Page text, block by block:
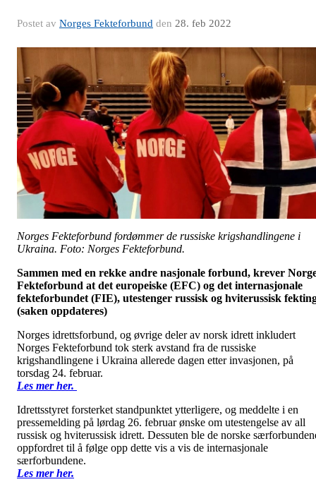
Postet av Norges Fekteforbund den 28. feb 2022
Norges Fekteforbund fordømmer de russiske krigshandlingene i
Ukraina. Foto: Norges Fekteforbund.
Sammen med en rekke andre nasjonale forbund, krever
Fekteforbund at det europeiske (EFC) og det internasjonale
fekteforbundet (FIE), utestenger russisk og hviterussisk
(saken oppdateres)
Norges idrettsforbund, og øvrige deler av norsk idrett inkludert
Norges Fekteforbund tok sterk avstand fra de russiske
krigshandlingene i Ukraina allerede dagen etter invasjonen, på
torsdag 24. februar.
Les mer her.
Idrettsstyret forsterket standpunktet ytterligere, og meddelte i en
pressemelding på lørdag 26. februar ønske om utestengelse av all
russisk og hviterussisk idrett. Dessuten ble de norske
oppfordret til å følge opp dette vis a vis de internasjonale
særforbundene.
Les mer her.